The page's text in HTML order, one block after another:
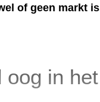
of geen markt
in